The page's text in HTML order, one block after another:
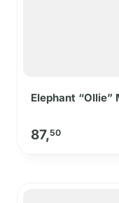
Elephant “Ollie”
87,50